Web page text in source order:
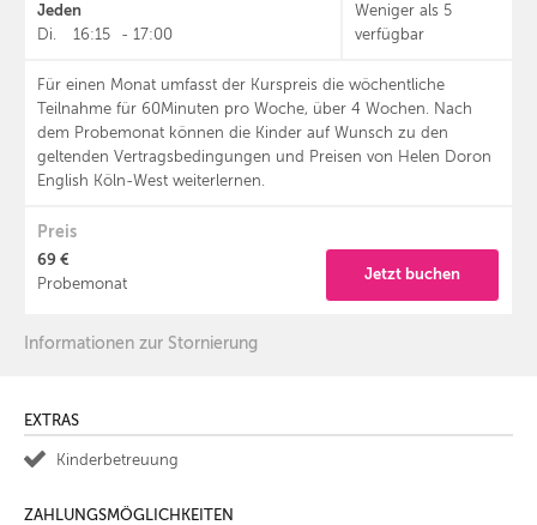
Jeden
Di. 16:15 - 17:00
Für einen Monat umfasst der Kurspreis die wöchentliche
Teilnahme für 60Minuten pro Woche, über 4 Wochen. Nach
dem Probemonat können die Kinder auf Wunsch zu den
geltenden Vertragsbedingungen und Preisen von Helen Doron
English Köln-West weiterlernen.
Weniger als 5
verfügbar
Preis
69 €
Probemonat
Jetzt buchen
Informationen zur Stornierung
EXTRAS
Kinderbetreuung
ZAHLUNGSMÖGLICHKEITEN